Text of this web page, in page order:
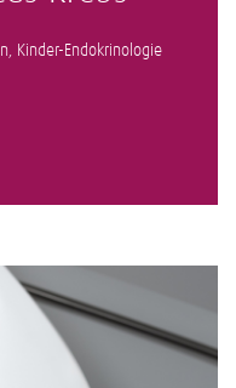
Kinder-Endokrinologie